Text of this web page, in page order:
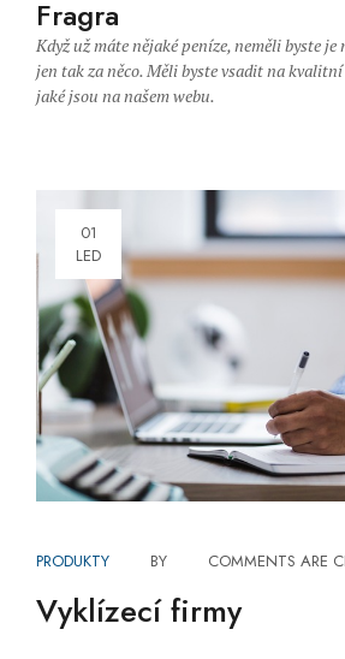
Fragra
Když už máte nějaké peníze, neměli byste
jen tak za něco. Měli byste vsadit na
jaké jsou na našem webu.
01
LED
PRODUKTY BY COMMENTS ARE
Vyklízecí firmy